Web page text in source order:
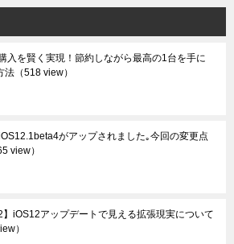
入を賢く実現！節約しながら最高の1台を手に
法 （518 view）
がアップされました｡今回の変更点
view）
】iOS12アップデートで見える拡張現実について
）